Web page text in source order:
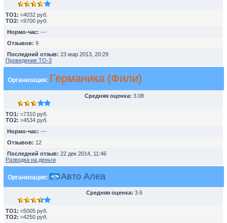
TO1: ≈4032 руб.
TO2: ≈9700 руб.
Нормо-час: ---
Отзывов: 9
Последний отзыв: 23 мар 2013, 20:29
Проведение ТО-3
Организация: Германика (Фили)
Средняя оценка: 3.08
TO1: ≈7310 руб.
TO2: ≈4534 руб.
Нормо-час: ---
Отзывов: 12
Последний отзыв: 22 дек 2014, 11:46
Разводка на деньги
Организация: Авто Алеа
Средняя оценка: 3.6
TO1: ≈5005 руб.
TO2: ≈4250 руб.